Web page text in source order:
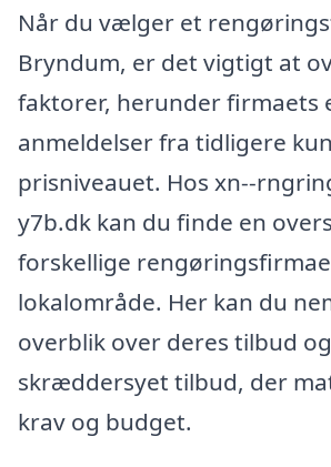
Når du vælger et
Bryndum, er det vigtigt at
faktorer, herunder firmaets
anmeldelser fra tidligere
prisniveauet. Hos xn--
y7b.dk kan du finde en
forskellige
lokalområde. Her kan du
overblik over deres tilbud
skræddersyet tilbud, der
krav og budget.